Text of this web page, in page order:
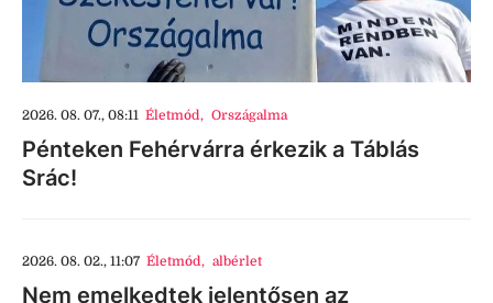
2026. 08. 07., 08:11 Életmód, Országalma
Pénteken Fehérvárra érkezik a Táblás
Srác!
2026. 08. 02., 11:07 Életmód, albérlet
Nem emelkedtek jelentősen az